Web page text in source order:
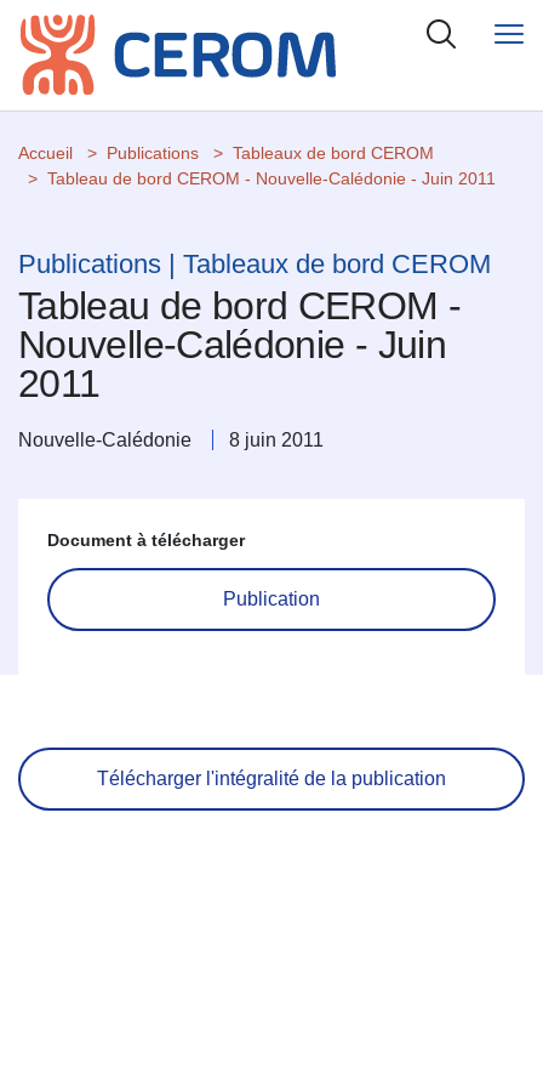
Accueil Publications
Tableaux de bord CEROM
Tableau de bord CEROM - Nouvelle-Calédonie - Juin 2011
Publications | Tableaux de bord CEROM
Tableau de bord CEROM -
Nouvelle-Calédonie - Juin
2011
Nouvelle-Calédonie 8 juin 2011
Document à télécharger
Publication
Télécharger l'intégralité de la publication